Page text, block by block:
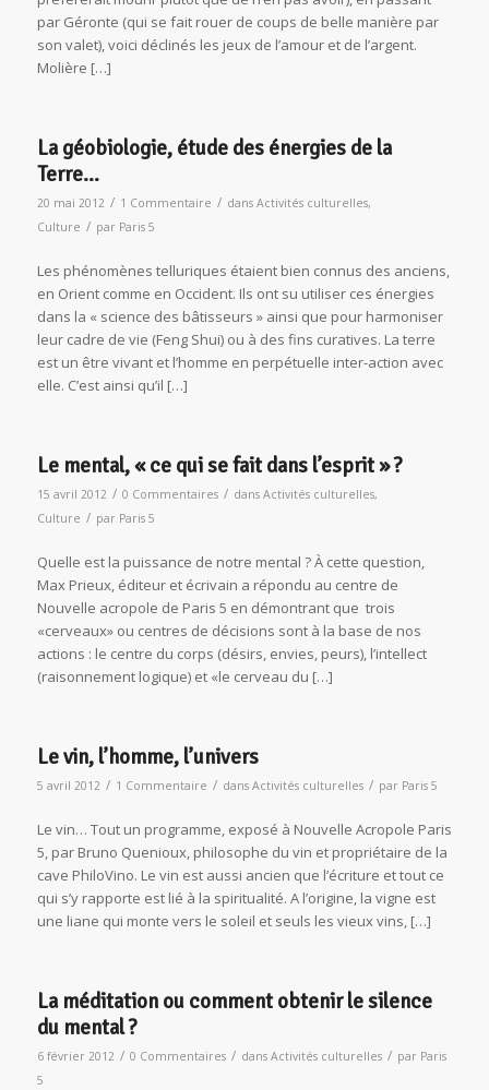
par Géronte (qui se fait rouer de coups de belle manière par
son valet), voici déclinés les jeux de l’amour et de l’argent.
Molière […]
La géobiologie, étude des énergies de la
Terre…
20 mai 2012 / 1 Commentaire / dans Activités culturelles,
Culture / par Paris 5
Les phénomènes telluriques étaient bien connus des anciens,
en Orient comme en Occident. Ils ont su utiliser ces énergies
dans la « science des bâtisseurs » ainsi que pour harmoniser
leur cadre de vie (Feng Shui) ou à des fins curatives. La terre
est un être vivant et l’homme en perpétuelle inter-action avec
elle. C’est ainsi qu’il […]
Le mental, « ce qui se fait dans l’esprit » ?
15 avril 2012 / 0 Commentaires / dans Activités culturelles,
Culture / par Paris 5
Quelle est la puissance de notre mental ? À cette question,
Max Prieux, éditeur et écrivain a répondu au centre de
Nouvelle acropole de Paris 5 en démontrant que trois
«cerveaux» ou centres de décisions sont à la base de nos
actions : le centre du corps (désirs, envies, peurs), l’intellect
(raisonnement logique) et «le cerveau du […]
Le vin, l’homme, l’univers
5 avril 2012 / 1 Commentaire / dans Activités culturelles / par Paris 5
Le vin… Tout un programme, exposé à Nouvelle Acropole Paris
5, par Bruno Quenioux, philosophe du vin et propriétaire de la
cave PhiloVino. Le vin est aussi ancien que l’écriture et tout ce
qui s’y rapporte est lié à la spiritualité. A l’origine, la vigne est
une liane qui monte vers le soleil et seuls les vieux vins, […]
La méditation ou comment obtenir le silence
du mental ?
6 février 2012 / 0 Commentaires / dans Activités culturelles / par Paris
5